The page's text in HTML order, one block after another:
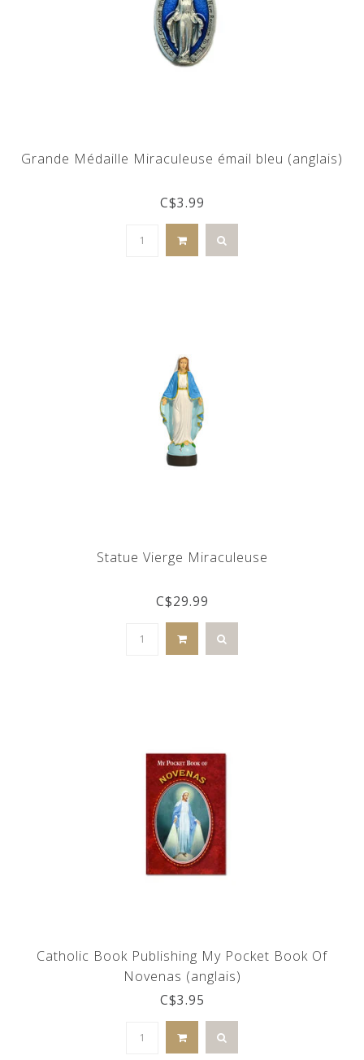
Grande Médaille Miraculeuse émail bleu (anglais)
C$3.99
Statue Vierge Miraculeuse
C$29.99
Catholic Book Publishing My Pocket Book Of
Novenas (anglais)
C$3.95